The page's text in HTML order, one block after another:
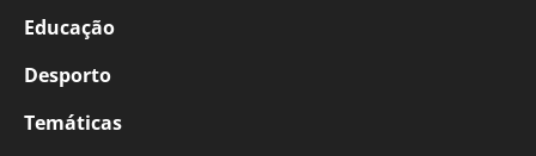
Educação
Desporto
Temáticas